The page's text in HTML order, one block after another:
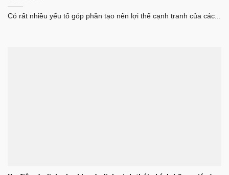
Có rất nhiều yếu tố góp phần tạo nên lợi thế cạnh tranh của các...